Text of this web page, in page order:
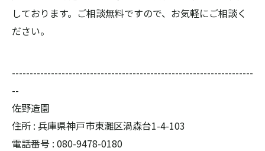
しております。ご相談無料ですので、お気軽にご相談く
ださい。
--------------------------------------------------------------------
--
佐野造園
住所 : 兵庫県神戸市東灘区渦森台1-4-103
電話番号 : 080-9478-0180